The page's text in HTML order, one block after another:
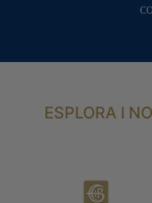
ESPLORA I